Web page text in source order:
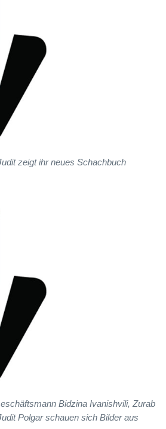
zeigt ihr neues Schachbuch
Bidzina Ivanishvili, Zurab
Polgar schauen sich Bilder aus